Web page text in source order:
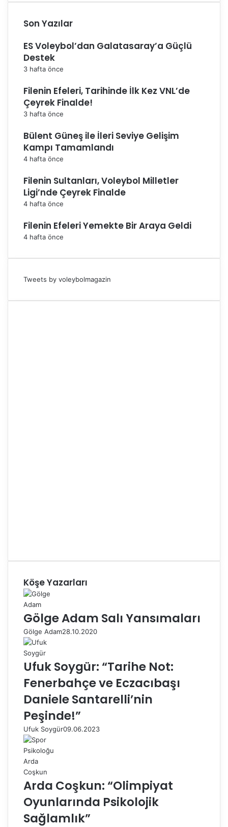
Son Yazılar
ES Voleybol’dan Galatasaray’a Güçlü
Destek
3 hafta önce
Filenin Efeleri, Tarihinde İlk Kez VNL’de
Çeyrek Finalde!
3 hafta önce
Bülent Güneş ile İleri Seviye Gelişim
Kampı Tamamlandı
4 hafta önce
Filenin Sultanları, Voleybol Milletler
Ligi’nde Çeyrek Finalde
4 hafta önce
Filenin Efeleri Yemekte Bir Araya Geldi
4 hafta önce
Tweets by voleybolmagazin
Köşe Yazarları
Gölge Adam Salı Yansımaları
Gölge Adam28.10.2020
Ufuk Soygür: “Tarihe Not:
Fenerbahçe ve Eczacıbaşı
Daniele Santarelli’nin
Peşinde!”
Ufuk Soygür09.06.2023
Arda Coşkun: “Olimpiyat
Oyunlarında Psikolojik
Sağlamlık”